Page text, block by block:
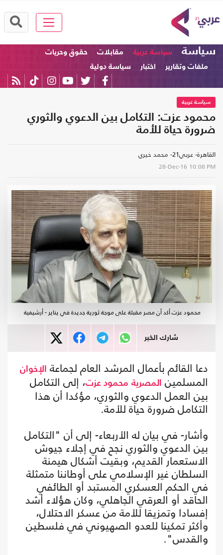
سياسة سياسة عربية مقابلات
حقوق وحريات
ملفات وتقارير
اختبار سياسة دولية
سياسة عربية
محمود عزت: التكامل بين الدعوي والثوري
ضرورة حياة للأمة
القاهرة- عربي21- محمد خيري
28-Dec-16 10:08 PM
محمود عزت أكد أن مصر مقبلة على موجة ثورية جديدة في يناير - أرشيفية
شارك الخبر
دعا القائم بأعمال المرشد العام لجماعة الإخوان
المسلمين المصرية محمود عزت، إلى التكامل
بين العمل الدعوي والثوري، مؤكدا أن هذا
التكامل ضرورة حياة للأمة.
وأشار- في بيان له الأربعاء- إلى أن "التكامل
بين الدعوي والثوري نجح في إجلاء جيوش
الاستعمار القديم، وبقيت أشكال هيمنة
السلطان غير الإسلامي على أوطاننا متمثلة
في الحكم العسكري المستبد أو الطائفي
الحاقد أو العرقي الجاهلي، وكان هؤلاء أشد
إفسادا وتمزيقا للأمة من عسكر الاحتلال،
وأكثر تمكينا للعدو الصهيوني في فلسطين
والقدس".